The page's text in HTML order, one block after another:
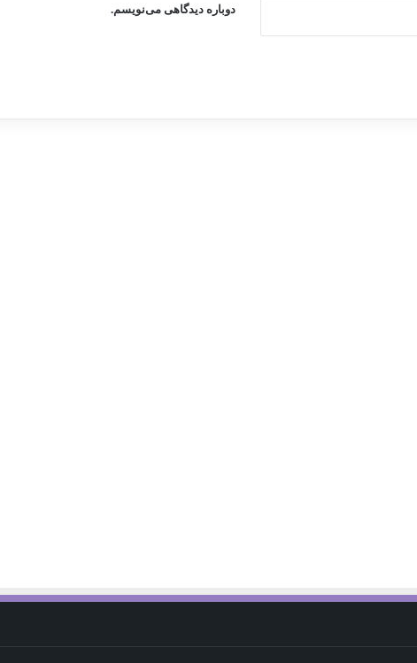
دوباره دیدگاهی می‌نویسم.